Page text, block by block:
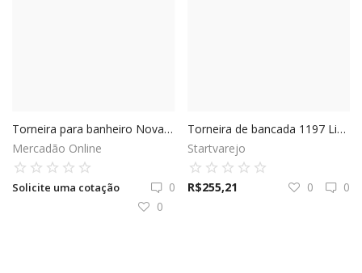
Torneira para banheiro Nova Lóggica - Docol
Mercadão Online
Solicite uma cotação
0
0
Torneira de bancada 1197 Link - Deca
Startvarejo
R$255,21 0
0